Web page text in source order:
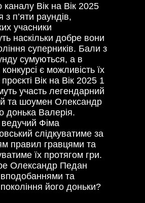
Вік на Вік 2025
з п’яти раундів,
учасники
наскільки добре вони
суперників. Бали з
сумуються, а в
є можливість їх
Вік на Вік 2025 1
участь легендарний
та шоумен Олександр
донька Валерія.
Фіма
слідкуватиме за
правил гравцями та
їх протягом гри.
Олександр Педан
та
його доньки?